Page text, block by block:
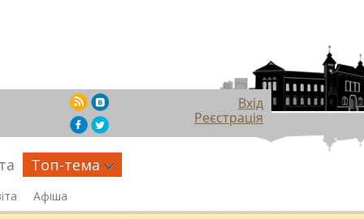
Вхід
Реєстрація
Топ-тема
Афіша